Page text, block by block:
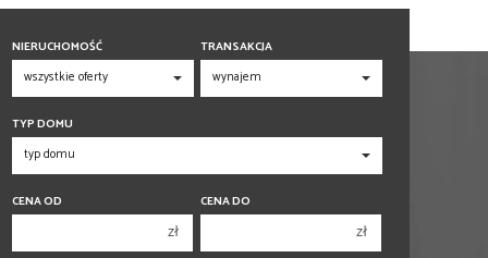
NIERUCHOMOŚĆ TRANSAKCJA
TYP DOMU
CENA OD
zł
CENA DO
zł